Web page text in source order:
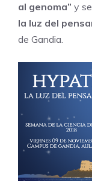
al genoma” y
la luz del
de Gandia.